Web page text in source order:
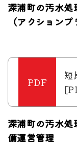
深浦町の汚水
（アクションプ
短
深浦町の汚水
備運営管理